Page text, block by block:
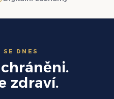
SE DNES
zdraví.